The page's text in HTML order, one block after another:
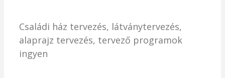
Családi ház tervezés, látványtervezés,
alaprajz tervezés, tervező programok
ingyen